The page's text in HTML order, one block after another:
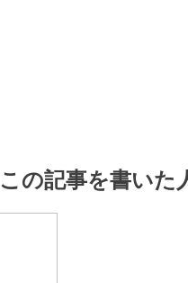
この記事を書いた